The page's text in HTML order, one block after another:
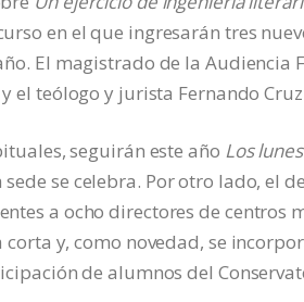
en el que ingresarán tres
El magistrado de la Audiencia
el teólogo y jurista Fernando
seguirán este año Los
sede se celebra. Por otro lado, el
a ocho directores de centros
y, como novedad, se
de alumnos del